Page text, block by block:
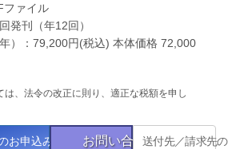
ファイル
発刊（年12回）
）：79,200円(税込) 本体価格 72,000
、法令の改正に則り、適正な税額を申し
お申込み お問い合わせ送付先／請求先